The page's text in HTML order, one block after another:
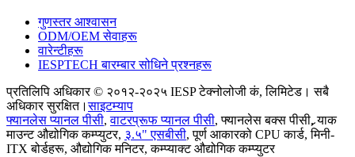
गुणस्तर आश्वासन
ODM/OEM सेवाहरू
वारेन्टीहरू
IESPTECH बारम्बार सोधिने प्रश्नहरू
प्रतिलिपि अधिकार © २०१२-२०२५ IESP टेक्नोलोजी कं, लिमिटेड। सबै
अधिकार सुरक्षित।साइटम्याप
फ्यानलेस प्यानल पीसी,वाटरप्रूफ प्यानल पीसी,फ्यानलेस बक्स पीसी,र्‍याक
माउन्ट औद्योगिक कम्प्युटर, ३.५" एसबीसी,पूर्ण आकारको CPU कार्ड,मिनी-
ITX बोर्डहरू, औद्योगिक मनिटर,कम्प्याक्ट औद्योगिक कम्प्युटर